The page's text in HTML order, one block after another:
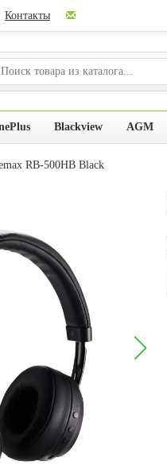
Контакты
Blackview AGM
RB-500HB Black